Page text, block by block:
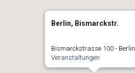
Berlin, Bismarckstr.
Bismarckstrasse 100 - Berlin
Veranstaltungen